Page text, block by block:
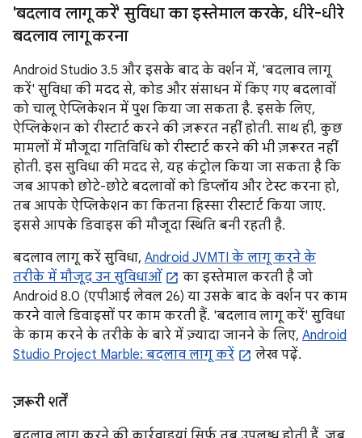
'बदलाव लागू करें' सुविधा का इस्तेमाल करके, धीरे-धीरे
बदलाव लागू करना
Android Studio 3.5 और इसके बाद के वर्शन में, 'बदलाव लागू
करें' सुविधा की मदद से, कोड और संसाधन में किए गए बदलावों
को चालू ऐप्लिकेशन में पुश किया जा सकता है. इसके लिए,
ऐप्लिकेशन को रीस्टार्ट करने की ज़रूरत नहीं होती. साथ ही, कुछ
मामलों में मौजूदा गतिविधि को रीस्टार्ट करने की भी ज़रूरत नहीं
होती. इस सुविधा की मदद से, यह कंट्रोल किया जा सकता है कि
जब आपको छोटे-छोटे बदलावों को डिप्लॉय और टेस्ट करना हो,
तब आपके ऐप्लिकेशन का कितना हिस्सा रीस्टार्ट किया जाए.
इससे आपके डिवाइस की मौजूदा स्थिति बनी रहती है.
बदलाव लागू करें सुविधा, Android JVMTI के लागू करने के
तरीके में मौजूद उन सुविधाओं
का इस्तेमाल करती है जो
Android 8.0 (एपीआई लेवल 26) या उसके बाद के वर्शन पर काम
करने वाले डिवाइसों पर काम करती हैं. 'बदलाव लागू करें' सुविधा
के काम करने के तरीके के बारे में ज़्यादा जानने के लिए, Android
Studio Project Marble: बदलाव लागू करें
लेख पढ़ें.
ज़रूरी शर्तें